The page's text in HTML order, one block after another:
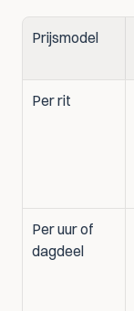
Prijsmodel
Per rit
Per uur of
dagdeel